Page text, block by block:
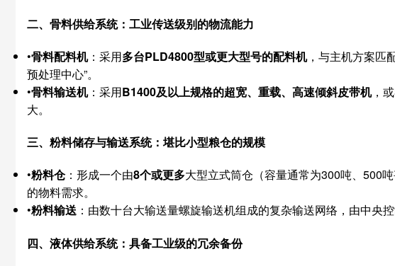
二、骨料供给系统：工业传送级别的物流能力
•骨料配料机：采用多台PLD4800型或更大型号的配料机，与主机方案匹
预处理中心”。
•骨料输送机：采用B1400及以上规格的超宽、重载、高速倾斜皮带机，
大。
三、粉料储存与输送系统：堪比小型粮仓的规模
•粉料仓：形成一个由8个或更多大型立式筒仓（容量通常为300吨、500
的物料需求。
•粉料输送 ：由数十台大输送量螺旋输送机组成的复杂输送网络，由中央控
四、液体供给系统：具备工业级的冗余备份